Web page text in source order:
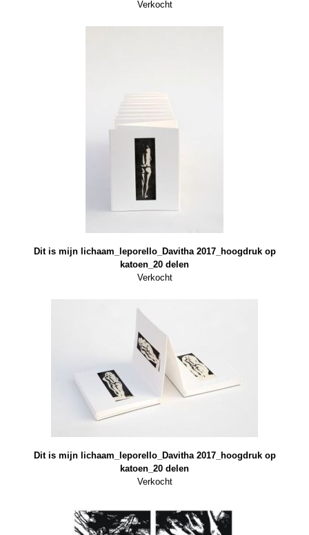
Verkocht
Dit is mijn lichaam_leporello_Davitha 2017_hoogdruk op
katoen_20 delen
Verkocht
Dit is mijn lichaam_leporello_Davitha 2017_hoogdruk op
katoen_20 delen
Verkocht